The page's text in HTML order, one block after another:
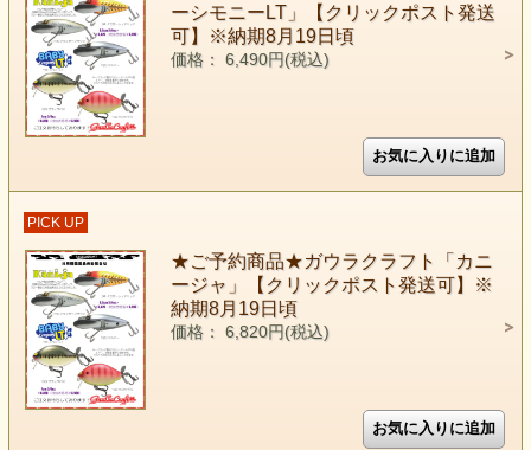
ーシモニーLT」【クリックポスト発送
可】※納期8月19日頃
価格： 6,490円(税込)
PICK UP
★ご予約商品★ガウラクラフト「カニ
ージャ」【クリックポスト発送可】※
納期8月19日頃
価格： 6,820円(税込)